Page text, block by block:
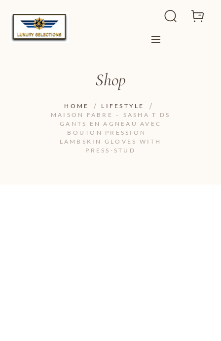
Shop
HOME
LIFESTYLE
MAISON FABRE – SASHA T DS
GANTS EN AGNEAU AVEC
BOUTON PRESSION –
LAMBSKIN GLOVES WITH
PRESS-STUD